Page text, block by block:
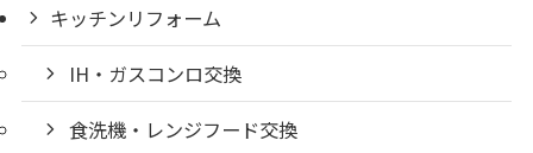
キッチンリフォーム
IH・ガスコンロ交換
食洗機・レンジフード交換